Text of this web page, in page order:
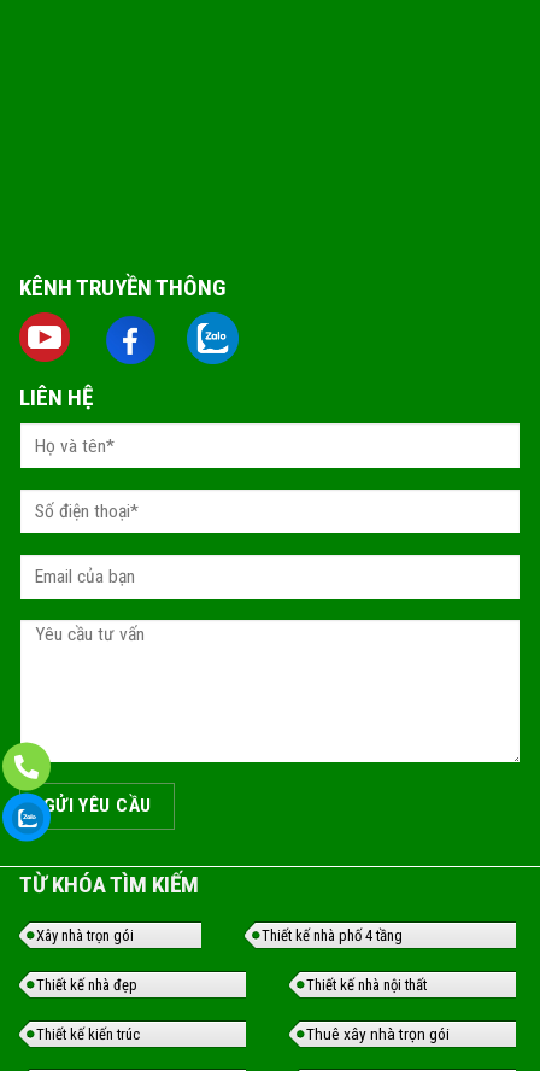
KÊNH TRUYỀN THÔNG
LIÊN HỆ
TỪ KHÓA TÌM KIẾM
Xây nhà trọn gói Thiết kế nhà phố 4 tầng
Thiết kế nhà đẹp Thiết kế nhà nội thất
Thiết kế kiến trúc Thuê xây nhà trọn gói